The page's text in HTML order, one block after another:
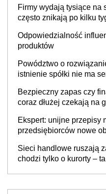
Firmy wydają tysiące na
często znikają po kilku
Odpowiedzialność
produktów
Powództwo o
istnienie spółki nie ma
Bezpieczny zapas czy
coraz dłużej czekają na
Ekspert: unijne przepisy
przedsiębiorców nowe
Sieci handlowe ruszają
chodzi tylko o kurorty –